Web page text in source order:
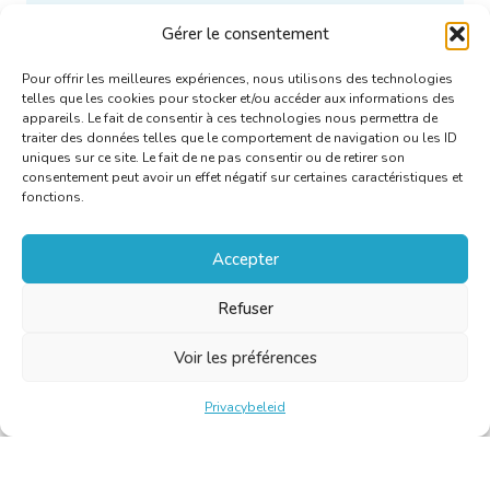
Gérer le consentement
Pour offrir les meilleures expériences, nous utilisons des technologies
telles que les cookies pour stocker et/ou accéder aux informations des
appareils. Le fait de consentir à ces technologies nous permettra de
traiter des données telles que le comportement de navigation ou les ID
uniques sur ce site. Le fait de ne pas consentir ou de retirer son
consentement peut avoir un effet négatif sur certaines caractéristiques et
fonctions.
Accepter
Refuser
Voir les préférences
Privacybeleid
[NL] Quid Novi, LinguaJuris? –
2024-02
Meer weten